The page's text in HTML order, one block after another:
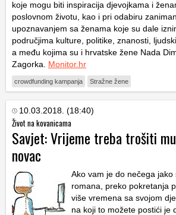
koje mogu biti inspiracija djevojkama i
poslovnom životu, kao i pri odabiru
upoznavanjem sa ženama koje su dale
područjima kulture, politike, znanosti,
a među kojima su i hrvatske žene Nada
Zagorka. Monitor.hr
crowdfunding kampanja Stražne žene
10.03.2018. (18:40)
Život na kovanicama
Savjet: Vrijeme treba trošiti
novac
Ako vam je do nečega jako
romana, preko pokretanja
više vremena sa svojom
na koji to možete postići je